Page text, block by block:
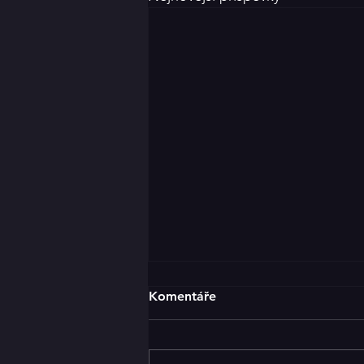
Klicperáky za dveřmi
25.ročník krajské postupové
Komentáře